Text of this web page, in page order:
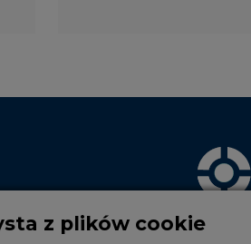
z plików cookie